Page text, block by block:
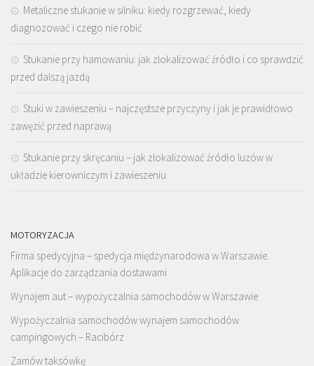
Metaliczne stukanie w silniku: kiedy rozgrzewać, kiedy
diagnozować i czego nie robić
Stukanie przy hamowaniu: jak zlokalizować źródło i co sprawdzić
przed dalszą jazdą
Stuki w zawieszeniu – najczęstsze przyczyny i jak je prawidłowo
zawęzić przed naprawą
Stukanie przy skręcaniu – jak zlokalizować źródło luzów w
układzie kierowniczym i zawieszeniu
MOTORYZACJA
Firma spedycyjna – spedycja międzynarodowa w Warszawie.
Aplikacje do zarządzania dostawami
Wynajem aut – wypożyczalnia samochodów w Warszawie
Wypożyczalnia samochodów wynajem samochodów
campingowych – Racibórz
Zamów taksówkę